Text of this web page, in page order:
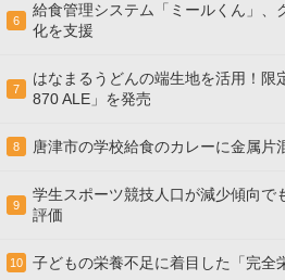
6
給食管理システム「ミールくん」、
化を支援
7
はなまるうどんの端生地を活用！限
870 ALE」を発売
8 唐津市の学校給食のカレーに金属片
9
学生スポーツ競技人口が減少傾向で
評価
10 子どもの栄養不足に着目した「完全